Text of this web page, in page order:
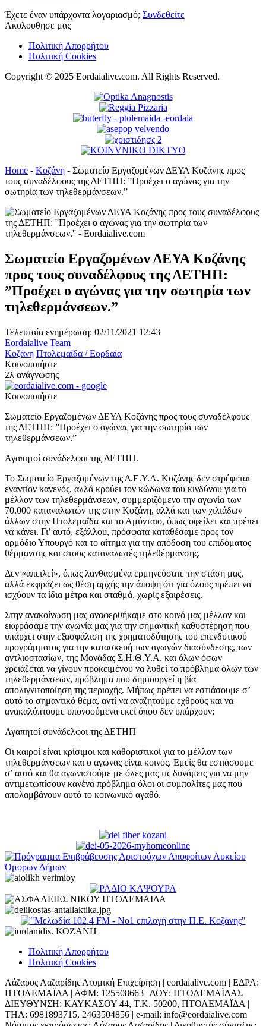
Έχετε έναν υπάρχοντα λογαριασμό; Συνδεθείτε
Ακολουθησε μας
Πολιτική Απορρήτου
Πολιτική Cookies
Copyright © 2025 Eordaialive.com. All Rights Reserved.
Home - Κοζάνη - Σωματείο Εργαζομένων ΔΕΥΑ Κοζάνης προς
τους συναδέλφους της ΔΕΤΗΠ: ”Προέχει ο αγώνας για την
σωτηρία των τηλεθερμάνσεων.”
Σωματείο Εργαζομένων ΔΕΥΑ Κοζάνης
προς τους συναδέλφους της ΔΕΤΗΠ:
”Προέχει ο αγώνας για την σωτηρία των
τηλεθερμάνσεων.”
Τελευταία ενημέρωση: 02/11/2021 12:43
Eordaialive Team
Κοζάνη Πτολεμαΐδα / Εορδαία
Κοινοποιήστε
2λ ανάγνωσης
Κοινοποιήστε
Σωματείο Εργαζομένων ΔΕΥΑ Κοζάνης προς τους συναδέλφους
της ΔΕΤΗΠ: ”Προέχει ο αγώνας για την σωτηρία των
τηλεθερμάνσεων.”
Αγαπητοί συνάδελφοι της ΔΕΤΗΠ.
Το Σωματείο Εργαζομένων της Δ.Ε.Υ.Α. Κοζάνης δεν στρέφεται
εναντίον κανενός, αλλά κρούει τον κώδωνα του κινδύνου για το
μέλλον των τηλεθερμάνσεων, συμμεριζόμενο την αγωνία των
70.000 καταναλωτών της στην Κοζάνη, αλλά και των χιλιάδων
άλλων στην Πτολεμαΐδα και το Αμύνταιο, όπως οφείλει και πρέπει
να κάνει. Γι’ αυτό, εξάλλου, πρόσφατα καταθέσαμε προς τον
αρμόδιο Υπουργό και το αίτημα για την απόδοση του επιδόματος
θέρμανσης και στους καταναλωτές τηλεθέρμανσης.
Δεν «απειλεί», όπως λανθασμένα ερμηνεύσατε την στάση μας,
αλλά εκφράζει ως θέση αρχής την άποψη ότι για όλους πρέπει να
ισχύουν τα ίδια μέτρα και σταθμά, χωρίς εξαιρέσεις.
Στην ανακοίνωση μας αναφερθήκαμε στο κοινό μας μέλλον και
εκφράσαμε την αγωνία μας για την σημαντική καθυστέρηση που
υπάρχει στην εξασφάλιση της χρηματοδότησης του επενδυτικού
προγράμματος για την κατασκευή των αγωγών διασύνδεσης, των
αντλιοστασίων, της Μονάδας Σ.Η.Θ.Υ.Α. και όλων όσων
χρειάζεται να γίνουν προκειμένου να λυθεί το πρόβλημα όλων των
τηλεθερμάνσεων, πρόβλημα που δημιουργεί η βία
απολιγνιτοποίηση της περιοχής. Μήπως πρέπει να εστιάσουμε σ’
αυτό το σημαντικό θέμα, αντί να αναζητούμε εχθρούς και να
ανακαλύπτουμε υπονοούμενα εκεί όπου δεν υπάρχουν;
Αγαπητοί συνάδελφοι της ΔΕΤΗΠ
Οι καιροί είναι κρίσιμοι και καθοριστικοί για το μέλλον των
τηλεθερμάνσεων και ο αγώνας είναι κοινός. Εμείς θα εστιάσουμε
σ’ αυτό και θα αγωνιστούμε με όλες μας τις δυνάμεις για να μην
αντιμετωπίσουν κανένα πρόβλημα όλοι οι συμπολίτες μας που
απολαμβάνουν αυτό το κοινωνικό αγαθό.
Πολιτική Απορρήτου
Πολιτική Cookies
Λάζαρος Λαζαρίδης Ατομική Επιχείρηση | eordaialive.com | ΕΔΡΑ:
ΠΤΟΛΕΜΑΪΔΑ | ΑΦΜ: 125508663 | ΔΟΥ: ΠΤΟΛΕΜΑΪΔΑΣ
ΔΙΕΥΘΥΝΣΗ: ΚΑΥΚΑΣΟΥ 44, Τ.Κ. 50200, ΠΤΟΛΕΜΑΪΔΑ |
ΤΗΛ: 6981893715, 2463504856 | e-mail: info@eordaialive.com